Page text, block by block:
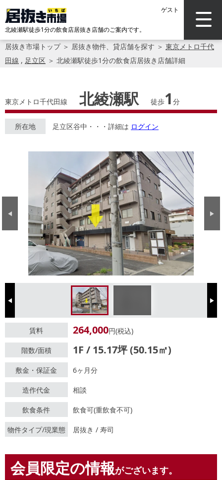
ゲスト
北綾瀬駅徒歩1分の飲食店居抜き店舗のご案内です。
居抜き市場トップ＞ 居抜き物件、貸店舗を探す ＞ 東京メトロ千代
田線 , 足立区 ＞ 北綾瀬駅徒歩1分の飲食店居抜き店舗詳細
東京メトロ千代田線 北綾瀬駅 徒歩1 分
所在地 足立区谷中・・・詳細は ログイン
Previous Next
Previous Next
賃料 264,000円(税込)
階数/面積 1F / 15.17坪 (50.15㎡)
敷金・保証金 6ヶ月分
造作代金 相談
飲食条件 飲食可(重飲食不可)
物件タイプ/現業態 居抜き / 寿司
会員限定の情報がございます。